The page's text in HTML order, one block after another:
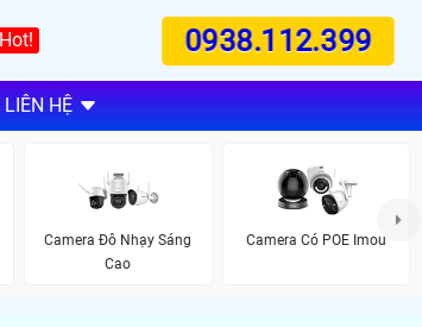
Hot! 0938.112.399
LIÊN HỆ
Camera Đô Nhạy Sáng
Cao
Camera Có POE Imou